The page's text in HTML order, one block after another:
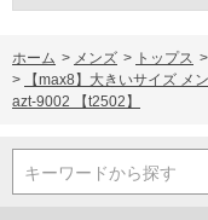
ホーム > メンズ > トップス >
>
【max8】大きいサイズ メ
azt-9002 【t2502】
キーワードから探す